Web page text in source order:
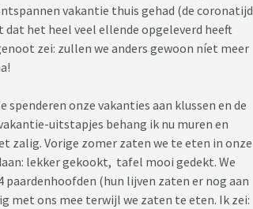
vakantie thuis gehad (de coronatijd
het heel veel ellende opgeleverd heeft
zei: zullen we anders gewoon níet meer
onze vakanties aan klussen en de
uitstapjes behang ik nu muren en
zalig. Vorige zomer zaten we te eten in onze
lekker gekookt, tafel mooi gedekt. We
paardenhoofden (hun lijven zaten er nog aan
met ons mee terwijl we zaten te eten. Ik zei: